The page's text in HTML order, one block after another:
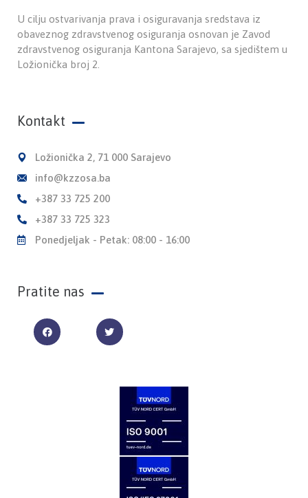
U cilju ostvarivanja prava i osiguravanja sredstava iz
obaveznog zdravstvenog osiguranja osnovan je Zavod
zdravstvenog osiguranja Kantona Sarajevo, sa sjedištem u
Ložionička broj 2.
Kontakt
Ložionička 2, 71 000 Sarajevo
info@kzzosa.ba
+387 33 725 200
+387 33 725 323
Ponedjeljak - Petak: 08:00 - 16:00
Pratite nas